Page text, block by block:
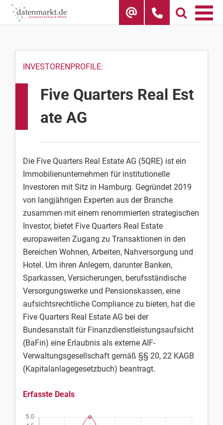
Skip
INVESTORENPROFILE:
Five Quarters Real Est
ate AG
Die Five Quarters Real Estate AG (5QRE) ist ein
Immobilienunternehmen für institutionelle
Investoren mit Sitz in Hamburg. Gegründet 2019
von langjährigen Experten aus der Branche
zusammen mit einem renommierten strategischen
Investor, bietet Five Quarters Real Estate
europaweiten Zugang zu Transaktionen in den
Bereichen Wohnen, Arbeiten, Nahversorgung und
Hotel. Um ihren Anlegern, darunter Banken,
Sparkassen, Versicherungen, berufsständische
Versorgungswerke und Pensionskassen, eine
aufsichtsrechtliche Compliance zu bieten, hat die
Five Quarters Real Estate AG bei der
Bundesanstalt für Finanzdienstleistungsaufsicht
(BaFin) eine Erlaubnis als externe AIF-
Verwaltungsgesellschaft gemäß §§ 20, 22 KAGB
(Kapitalanlagegesetzbuch) beantragt.
Erfasste Deals